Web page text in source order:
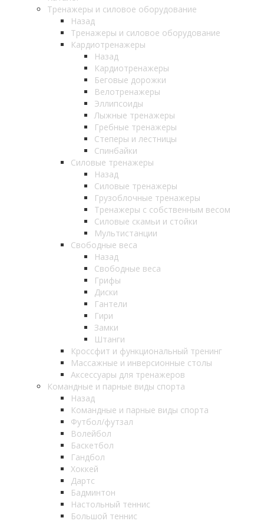
Тренажеры и силовое оборудование
Назад
Тренажеры и силовое оборудование
Кардиотренажеры
Назад
Кардиотренажеры
Беговые дорожки
Велотренажеры
Эллипсоиды
Лыжные тренажеры
Гребные тренажеры
Степеры и лестницы
Спинбайки
Силовые тренажеры
Назад
Силовые тренажеры
Грузоблочные тренажеры
Тренажеры с собственным весом
Силовые скамьи и стойки
Мультистанции
Свободные веса
Назад
Свободные веса
Грифы
Диски
Гантели
Гири
Замки
Штанги
Кроссфит и функциональный тренинг
Массажные и инверсионные столы
Аксессуары для тренажеров
Командные и парные виды спорта
Назад
Командные и парные виды спорта
Футбол/футзал
Волейбол
Баскетбол
Гандбол
Хоккей
Дартс
Бадминтон
Настольный теннис
Большой теннис